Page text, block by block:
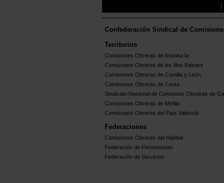
Confederación Sindical de
Territorios
Comisiones Obreras de Andalucía
Comissions Obreres de les Illes Balears
Comisiones Obreras de Castilla y León
Comisiones Obreras de Ceuta
Sindicato Nacional de Comisions Obreiras de
Comisiones Obreras de Melilla
Comissions Obreres del Paìs Valenciá
Federaciones
Comisiones Obreras del Hábitat
Federación de Pensionistas
Federación de Servicios